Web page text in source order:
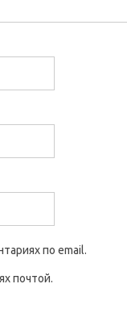
по email.
почтой.